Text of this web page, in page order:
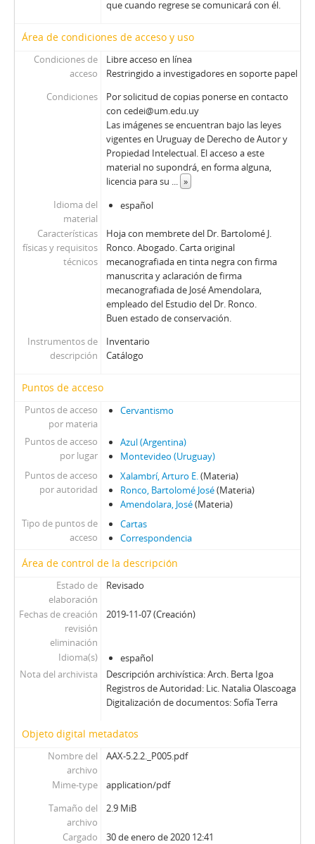
que cuando regrese se comunicará con él.
Área de condiciones de acceso y uso
Condiciones de
acceso
Libre acceso en línea
Restringido a investigadores en soporte papel
Condiciones
Por solicitud de copias ponerse en contacto
con cedei@um.edu.uy
Las imágenes se encuentran bajo las leyes
vigentes en Uruguay de Derecho de Autor y
Propiedad Intelectual. El acceso a este
material no supondrá, en forma alguna,
licencia para su ... »
Idioma del
material
español
Características
físicas y requisitos
técnicos
Hoja con membrete del Dr. Bartolomé J.
Ronco. Abogado. Carta original
mecanografiada en tinta negra con firma
manuscrita y aclaración de firma
mecanografiada de José Amendolara,
empleado del Estudio del Dr. Ronco.
Buen estado de conservación.
Instrumentos de
descripción
Inventario
Catálogo
Puntos de acceso
Puntos de acceso
por materia
Cervantismo
Puntos de acceso
por lugar
Azul (Argentina)
Montevideo (Uruguay)
Puntos de acceso
por autoridad
Xalambrí, Arturo E.(Materia)
Ronco, Bartolomé José(Materia)
Amendolara, José(Materia)
Tipo de puntos de
acceso
Cartas
Correspondencia
Área de control de la descripción
Estado de
elaboración
Revisado
Fechas de creación
revisión
eliminación
2019-11-07 (Creación)
Idioma(s)
español
Nota del archivista
Descripción archivística: Arch. Berta Igoa
Registros de Autoridad: Lic. Natalia Olascoaga
Digitalización de documentos: Sofía Terra
Objeto digital metadatos
Nombre del
archivo
AAX-5.2.2._P005.pdf
Mime-type
application/pdf
Tamaño del
archivo
2.9 MiB
Cargado 30 de enero de 2020 12:41